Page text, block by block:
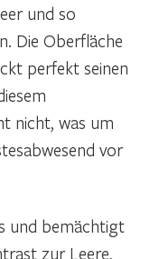
und so
Die Oberfläche
perfekt seinen
nicht, was um
vor
und bemächtigt
zur Leere,